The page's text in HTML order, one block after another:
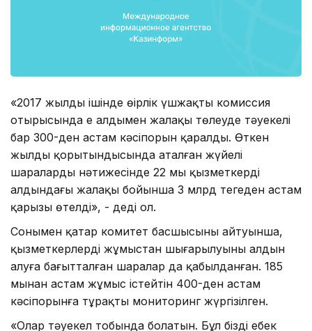
«2017 жылдың ішінде өңірлік үшжақты комиссия
отырысында ең алдымен жалақы төлеуде тәуекелі
бар 300-ден астам кәсіпорын қаралды. Өткен
жылдың қорытындысында аталған жүйелі
шаралардың нәтижесінде 22 мың қызметкердің
алдындағы жалақы бойынша 3 млрд теңгеден астам
қарызы өтелді», - деді ол.
Сонымен қатар комитет басшысының айтуынша,
қызметкерлердің жұмыстан шығарылуының алдын
алуға бағытталған шаралар да қабылданған. 185
мыңнан астам жұмыс істейтін 400-ден астам
кәсіпорынға тұрақты мониторинг жүргізілген.
«Олар тәуекел тобында болатын. Бұл біздің еңбек